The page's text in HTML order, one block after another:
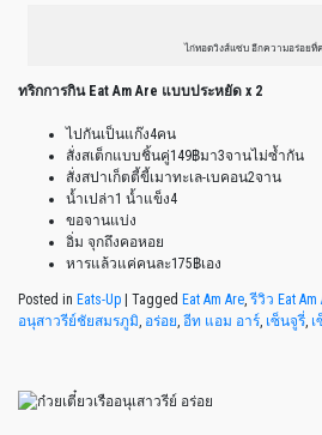
ไก่ทอดวิงส์แซ่บ อีกความอร่อยที่
ทริกการกิน Eat Am Are แบบประหยัด x 2
ไปกันเป็นแก๊ง4คน
สั่งสเต็กแบบชิ้นคู่149฿มา3จานไม่ซ้ำกัน
สั่งสปาเก็ตตี้ขี้เมาทะเล-เบคอน2จาน
น้ำเปล่า1 น้ำแข็ง4
ขอจานแบ่ง
อิ่ม จุกถึงคอหอย
หารแล้วแค่คนละ175฿เอง
Posted in Eats-Up | Tagged Eat Am Are ,รีวิว Eat Am
อนุสาวรีย์ชัยสมรภูมิ อร่อย อีท แอม อาร์ เซ็นจูรี่